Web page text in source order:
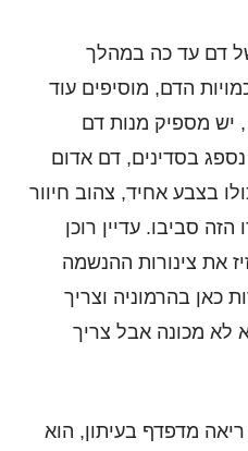
של דם עד כה במהלך
הדם, מוסיפים עוד
, יש מספיק מנות דם
בסדינים, דם אדום
בצבע אחיד, צהוב חיוור
סביבו. עדיין רוכן
את צינורות ההנשמה
כאן בהרמוניה וצריך
לא מכונה אבל צריך
מדפדף בעיתון, הוא